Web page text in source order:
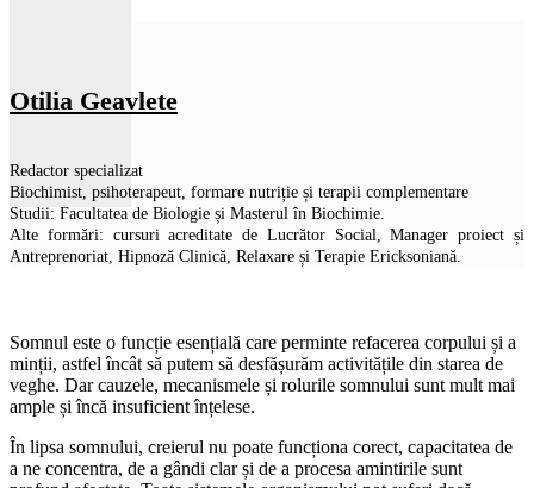
Otilia Geavlete
Redactor specializat
Biochimist, psihoterapeut, formare nutriție și terapii complementare
Studii: Facultatea de Biologie și Masterul în Biochimie.
Alte formări: cursuri acreditate de Lucrător Social, Manager proiect și
Antreprenoriat, Hipnoză Clinică, Relaxare și Terapie Ericksoniană.
Somnul este o funcție esențială care perminte refacerea corpului și a
minții, astfel încât să putem să desfășurăm activitățile din starea de
veghe. Dar cauzele, mecanismele și rolurile somnului sunt mult mai
ample și încă insuficient înțelese.
În lipsa somnului, creierul nu poate funcționa corect, capacitatea de
a ne concentra, de a gândi clar și de a procesa amintirile sunt